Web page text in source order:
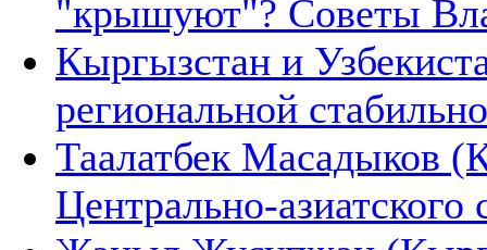
"крышуют"? Советы
Кыргызстан и
региональной
Таалатбек Масадыков
Центрально-азиатского